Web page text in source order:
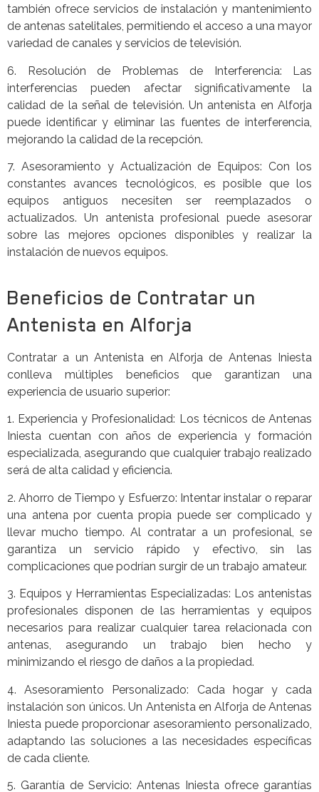
también ofrece servicios de instalación y mantenimiento
de antenas satelitales, permitiendo el acceso a una mayor
variedad de canales y servicios de televisión.
6. Resolución de Problemas de Interferencia: Las
interferencias pueden afectar significativamente la
calidad de la señal de televisión. Un antenista en Alforja
puede identificar y eliminar las fuentes de interferencia,
mejorando la calidad de la recepción.
7. Asesoramiento y Actualización de Equipos: Con los
constantes avances tecnológicos, es posible que los
equipos antiguos necesiten ser reemplazados o
actualizados. Un antenista profesional puede asesorar
sobre las mejores opciones disponibles y realizar la
instalación de nuevos equipos.
Beneficios de Contratar un
Antenista en Alforja
Contratar a un Antenista en Alforja de Antenas Iniesta
conlleva múltiples beneficios que garantizan una
experiencia de usuario superior:
1. Experiencia y Profesionalidad: Los técnicos de Antenas
Iniesta cuentan con años de experiencia y formación
especializada, asegurando que cualquier trabajo realizado
será de alta calidad y eficiencia.
2. Ahorro de Tiempo y Esfuerzo: Intentar instalar o reparar
una antena por cuenta propia puede ser complicado y
llevar mucho tiempo. Al contratar a un profesional, se
garantiza un servicio rápido y efectivo, sin las
complicaciones que podrían surgir de un trabajo amateur.
3. Equipos y Herramientas Especializadas: Los antenistas
profesionales disponen de las herramientas y equipos
necesarios para realizar cualquier tarea relacionada con
antenas, asegurando un trabajo bien hecho y
minimizando el riesgo de daños a la propiedad.
4. Asesoramiento Personalizado: Cada hogar y cada
instalación son únicos. Un Antenista en Alforja de Antenas
Iniesta puede proporcionar asesoramiento personalizado,
adaptando las soluciones a las necesidades específicas
de cada cliente.
5. Garantía de Servicio: Antenas Iniesta ofrece garantías